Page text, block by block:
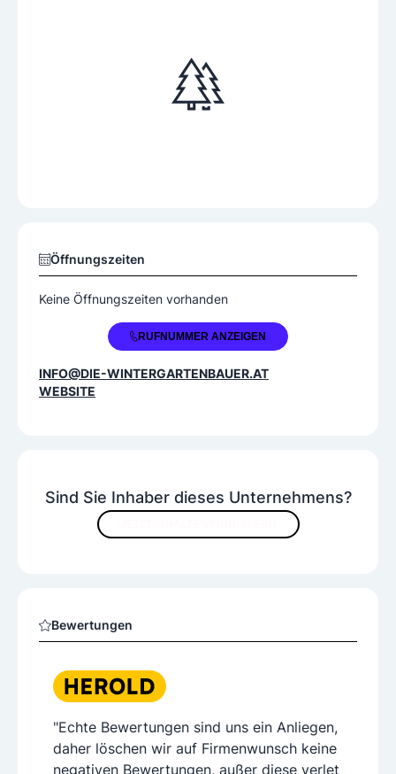
Sind Sie Inhaber dieses Unternehmens?
Bewertungen
"Echte Bewertungen sind uns ein Anliegen,
daher löschen wir auf Firmenwunsch keine
negativen Bewertungen, außer diese verlet
Öffnungszeiten
Keine Öffnungszeiten vorhanden
+43 7732 47913RUFNUMMER ANZEIGEN
INFO@DIE-WINTERGARTENBAUER.AT
WEBSITE